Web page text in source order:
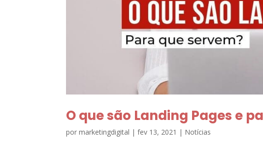
O que são Landing Pages e
pormarketingdigital |fev 13, 2021 | Notícias